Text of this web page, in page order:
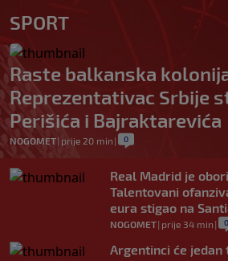
SPORT
Raste balkanska
Reprezentativac Srbije
Perišića i Bajraktarevića
NOGOMET| prije 20 min | 0
Real Madrid je
Talentovani
eura stigao na
NOGOMET| prije 34 min | 0
Argentinci će jedan